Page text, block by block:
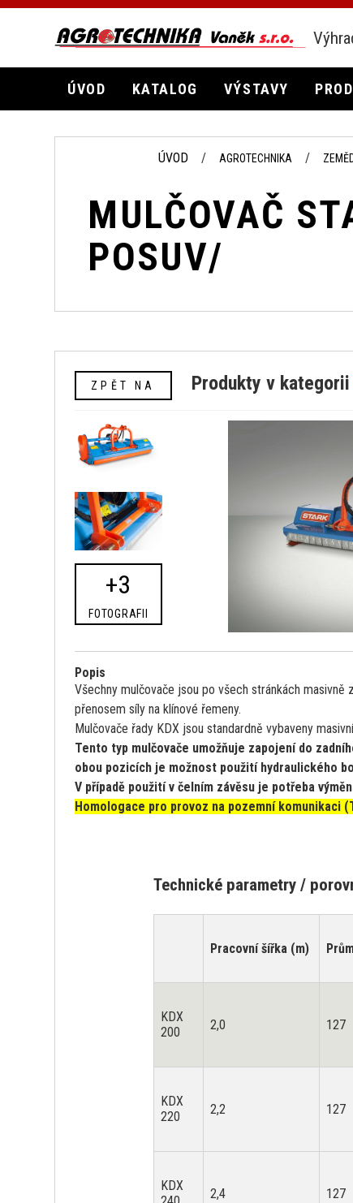
ÚVOD KATALOG VÝSTAVY
MULČOVAČ
POSUV/
ÚVOD AGROTECHNIKA
ZPĚT NA Produkty v kategorii
+3
FOTOGRAFII
Popis
Všechny mulčovače jsou po všech stránkách
přenosem síly na klínové řemeny.
Mulčovače řady KDX jsou standardně vybaveny
Tento typ mulčovače umožňuje zapojení do
obou pozicích je možnost použití hydraulického
V případě použití v čelním závěsu je potřeba
Homologace pro provoz na pozemní komunikaci
Technické parametry /
Pracovní šířka (m)
KDX
200
2,0 127
KDX
220
2,2 127
KDX
2,4 127